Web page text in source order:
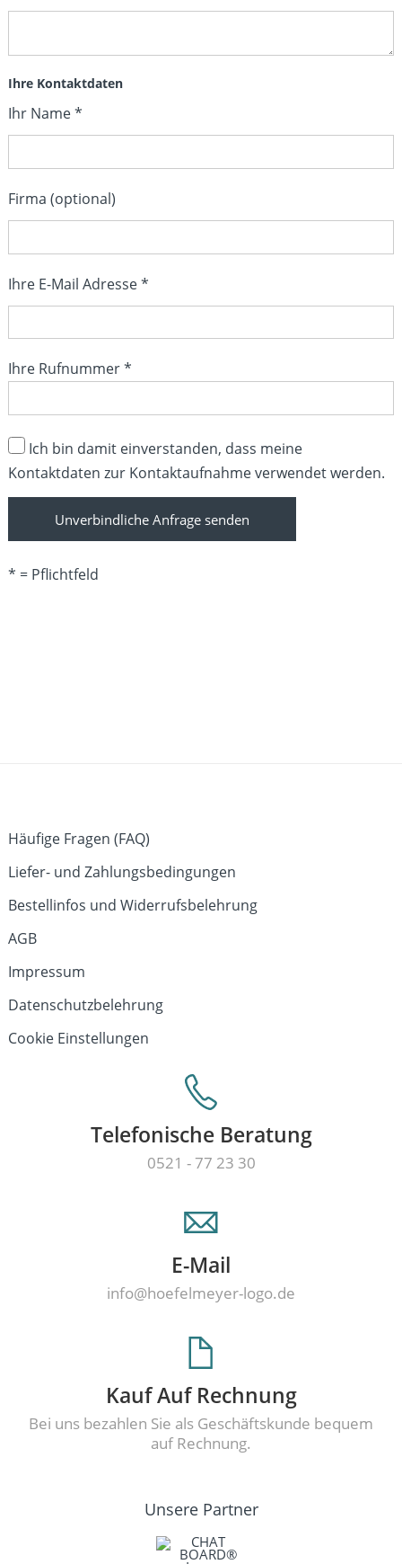
Ihre Kontaktdaten
Ihr Name *
Firma (optional)
Ihre E-Mail Adresse *
Ihre Rufnummer *
Bitte lasse dieses Feld leer.
Ich bin damit einverstanden, dass meine
Kontaktdaten zur Kontaktaufnahme verwendet werden.
* = Pflichtfeld
Häufige Fragen (FAQ)
Liefer- und Zahlungsbedingungen
Bestellinfos und Widerrufsbelehrung
AGB
Impressum
Datenschutzbelehrung
Cookie Einstellungen
Telefonische Beratung
0521 - 77 23 30
E-Mail
info@hoefelmeyer-logo.de
Kauf Auf Rechnung
Bei uns bezahlen Sie als Geschäftskunde bequem
auf Rechnung.
Unsere Partner